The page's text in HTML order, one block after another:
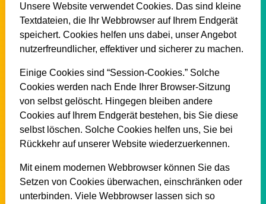
Unsere Website verwendet Cookies. Das sind kleine
Textdateien, die Ihr Webbrowser auf Ihrem Endgerät
speichert. Cookies helfen uns dabei, unser Angebot
nutzerfreundlicher, effektiver und sicherer zu machen.
Einige Cookies sind “Session-Cookies.” Solche
Cookies werden nach Ende Ihrer Browser-Sitzung
von selbst gelöscht. Hingegen bleiben andere
Cookies auf Ihrem Endgerät bestehen, bis Sie diese
selbst löschen. Solche Cookies helfen uns, Sie bei
Rückkehr auf unserer Website wiederzuerkennen.
Mit einem modernen Webbrowser können Sie das
Setzen von Cookies überwachen, einschränken oder
unterbinden. Viele Webbrowser lassen sich so